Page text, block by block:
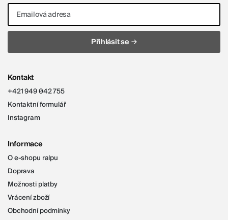
Emailová adresa
Přihlásit se →
Kontakt
+421 949 042 755
Kontaktní formulář
Instagram
Informace
O e-shopu ralpu
Doprava
Možnosti platby
Vrácení zboží
Obchodní podmínky